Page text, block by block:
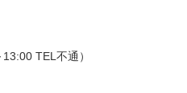
TEL不通）